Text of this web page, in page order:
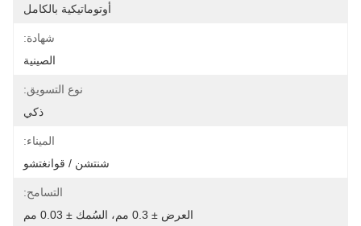
أوتوماتيكية بالكامل
شهادة:
الصينية
نوع التسويق:
ذكي
الميناء:
شنتشن / قوانغتشو
التسامح:
العرض ± 0.3 مم، السُمك ± 0.03 مم